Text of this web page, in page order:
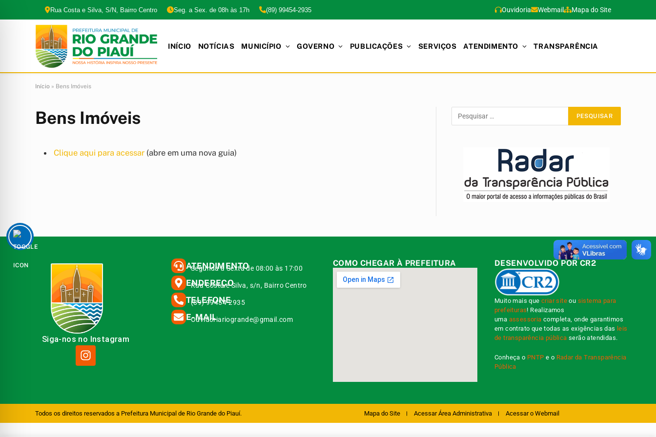
Rua Costa e Silva, S/N, Bairro Centro Seg. a Sex. de 08h às 17h (89) 99454-2935 Ouvidoria Webmail Mapa do Site
INÍCIO NOTÍCIAS MUNICÍPIO GOVERNO PUBLICAÇÕES SERVIÇOS ATENDIMENTO TRANSPARÊNCIA
Início » Bens Imóveis
Bens Imóveis
Clique aqui para acessar (abre em uma nova guia)
Siga-nos no Instagram
ATENDIMENTO
Segunda à Sexta de 08:00 às 17:00
ENDEREÇO
Rua Costa e Silva, s/n, Bairro Centro
TELEFONE
(89) 99454-2935
E-MAIL
Ouvidoriariogrande@gmail.com
COMO CHEGAR À PREFEITURA DESENVOLVIDO POR CR2
Muito mais quecriar site ou sistema para
prefeituras! Realizamos
uma assessoria completa, onde garantimos
em contrato que todas as exigências das leis
de transparência pública serão atendidas.
Conheça o PNTP e o Radar da Transparência
Pública
Todos os direitos reservados a Prefeitura Municipal de Rio Grande do Piauí. Mapa do Site Acessar Área Administrativa Acessar o Webmail